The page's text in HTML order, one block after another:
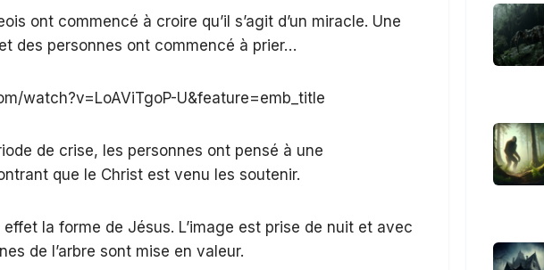
ont commencé à croire qu’il s’agit d’un miracle. Une
des personnes ont commencé à prier…
watch?v=LoAViTgoP-U&feature=emb_title
de crise, les personnes ont pensé à une
que le Christ est venu les soutenir.
la forme de Jésus. L’image est prise de nuit et avec
de l’arbre sont mise en valeur.